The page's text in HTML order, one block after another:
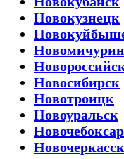
Новокузнецк
Новосибирск
Новотроицк
Новоуральск
Новочеркасск